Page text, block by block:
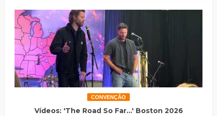
CONVENÇÃO
Vídeos: 'The Road So Far...' Boston 2026